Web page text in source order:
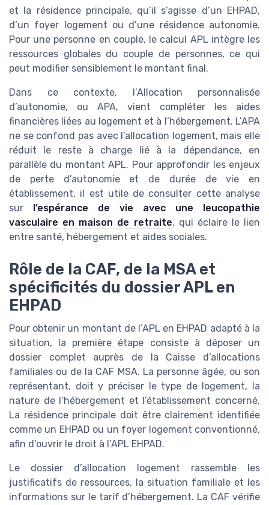
et la résidence principale, qu’il s’agisse d’un EHPAD,
d’un foyer logement ou d’une résidence autonomie.
Pour une personne en couple, le calcul APL intègre les
ressources globales du couple de personnes, ce qui
peut modifier sensiblement le montant final.
Dans ce contexte, l’Allocation personnalisée
d’autonomie, ou APA, vient compléter les aides
financières liées au logement et à l’hébergement. L’APA
ne se confond pas avec l’allocation logement, mais elle
réduit le reste à charge lié à la dépendance, en
parallèle du montant APL. Pour approfondir les enjeux
de perte d’autonomie et de durée de vie en
établissement, il est utile de consulter cette analyse
sur l’espérance de vie avec une leucopathie
vasculaire en maison de retraite, qui éclaire le lien
entre santé, hébergement et aides sociales.
Rôle de la CAF, de la MSA et
spécificités du dossier APL en
EHPAD
Pour obtenir un montant de l’APL en EHPAD adapté à la
situation, la première étape consiste à déposer un
dossier complet auprès de la Caisse d’allocations
familiales ou de la CAF MSA. La personne âgée, ou son
représentant, doit y préciser le type de logement, la
nature de l’hébergement et l’établissement concerné.
La résidence principale doit être clairement identifiée
comme un EHPAD ou un foyer logement conventionné,
afin d’ouvrir le droit à l’APL EHPAD.
Le dossier d’allocation logement rassemble les
justificatifs de ressources, la situation familiale et les
informations sur le tarif d’hébergement. La CAF vérifie